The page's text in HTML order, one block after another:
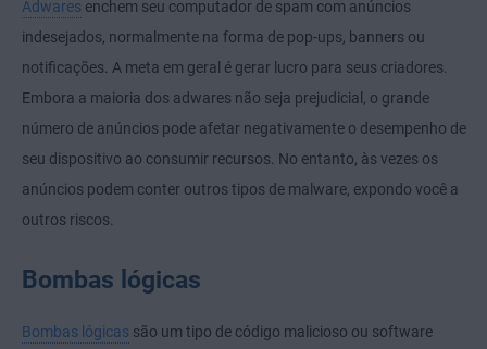
Adwares enchem seu computador de spam com anúncios
indesejados, normalmente na forma de pop-ups, banners ou
notificações. A meta em geral é gerar lucro para seus criadores.
Embora a maioria dos adwares não seja prejudicial, o grande
número de anúncios pode afetar negativamente o desempenho de
seu dispositivo ao consumir recursos. No entanto, às vezes os
anúncios podem conter outros tipos de malware, expondo você a
outros riscos.
Bombas lógicas
Bombas lógicas são um tipo de código malicioso ou software